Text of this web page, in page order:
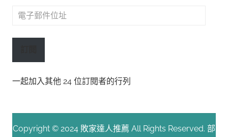
電
郵
址
一起加入其他 24 位訂閱者的行列
Copyright © 2024 敗家達人推薦 All Rights Reserved. 部